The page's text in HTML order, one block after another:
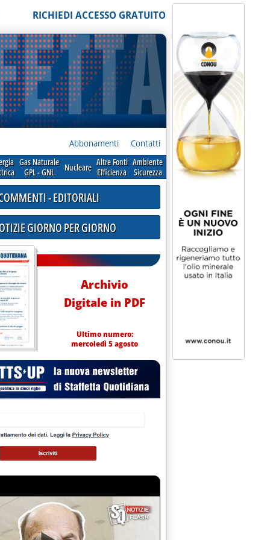
RICHIEDI ACCESSO GRATUITO
Abbonamenti Contatti
Gas Naturale
GPL - GNL
Nucleare Altre Fonti
Efficienza
Ambiente
Sicurezza
- EDITORIALI
GIORNO PER GIORNO
Archivio
Digitale in PDF
Ultimo numero:
mercoledì 5 agosto